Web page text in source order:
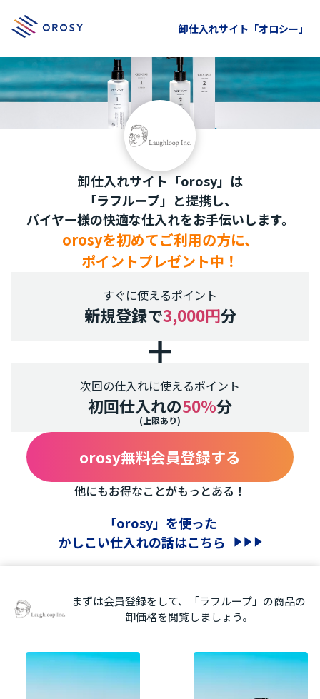
卸仕入れサイト「オロシー」
卸仕入れサイト「orosy」は
「ラフループ」と提携し、
バイヤー様の快適な仕入れをお手伝いします。
orosyを初めてご利用の方に、
ポイントプレゼント中！
すぐに使えるポイント
新規登録で3,000円分
次回の仕入れに使えるポイント
初回仕入れの50%分
(上限あり)
orosy無料会員登録する
他にもお得なことがもっとある！
「orosy」を使った
かしこい仕入れの話はこちら
まずは会員登録をして、「ラフループ」の商品の
卸価格を閲覧しましょう。